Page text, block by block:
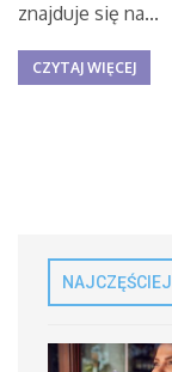
znajduje się na...
CZYTAJ WIĘCEJ